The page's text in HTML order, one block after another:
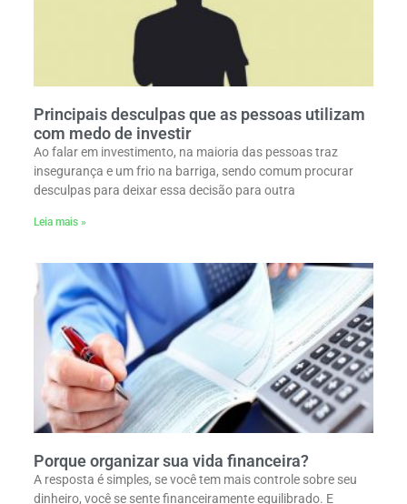
Principais desculpas que as pessoas utilizam
com medo de investir
Ao falar em investimento, na maioria das pessoas traz
insegurança e um frio na barriga, sendo comum procurar
desculpas para deixar essa decisão para outra
Leia mais »
Porque organizar sua vida financeira?
A resposta é simples, se você tem mais controle sobre seu
dinheiro, você se sente financeiramente equilibrado. E